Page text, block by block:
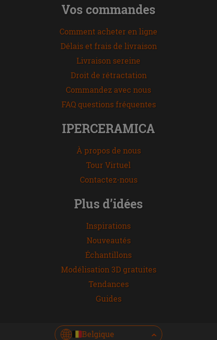
Vos commandes
Comment acheter en ligne
Délais et frais de livraison
Livraison sereine
Droit de rétractation
Commandez avec nous
FAQ questions fréquentes
IPERCERAMICA
À propos de nous
Tour Virtuel
Contactez-nous
Plus d’idées
Inspirations
Nouveautés
Échantillons
Modélisation 3D gratuites
Tendances
Guides
Belgique